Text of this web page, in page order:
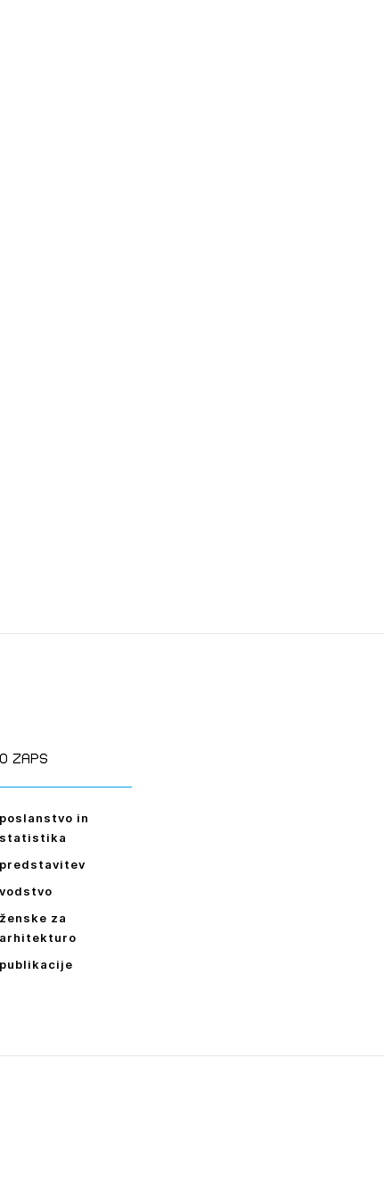
O zaps
poslanstvo in
statistika
predstavitev
vodstvo
ženske za
arhitekturo
publikacije